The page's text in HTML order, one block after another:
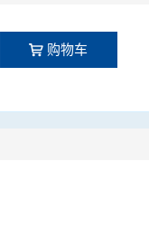
购物车